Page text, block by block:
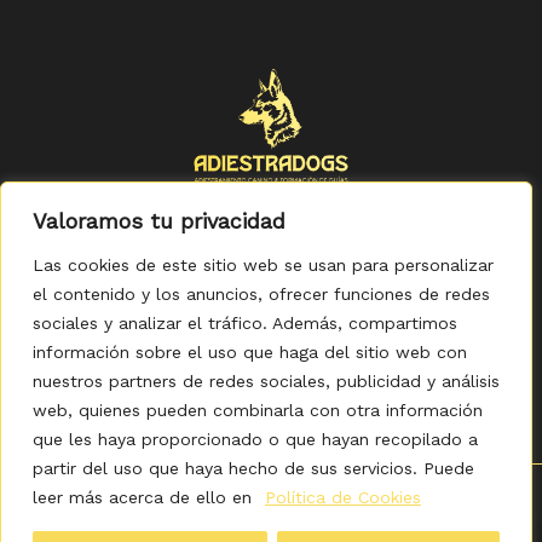
Valoramos tu privacidad
Las cookies de este sitio web se usan para personalizar
el contenido y los anuncios, ofrecer funciones de redes
sociales y analizar el tráfico. Además, compartimos
información sobre el uso que haga del sitio web con
nuestros partners de redes sociales, publicidad y análisis
web, quienes pueden combinarla con otra información
que les haya proporcionado o que hayan recopilado a
partir del uso que haya hecho de sus servicios. Puede
leer más acerca de ello en
Política de Cookies
Política de Privacidad -Política de Cookies-Aviso legal
Accesibilidad- Condiciones Generales de Compra